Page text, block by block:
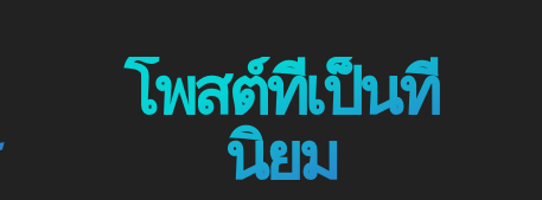
โพสต์ที่เป็นที่
นิยม